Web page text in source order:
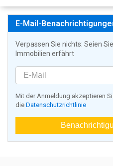
E-Mail-
Verpassen Sie nichts: Seien
Immobilien erfährt
Mit der Anmeldung akzeptieren
die Datenschutzrichtlinie